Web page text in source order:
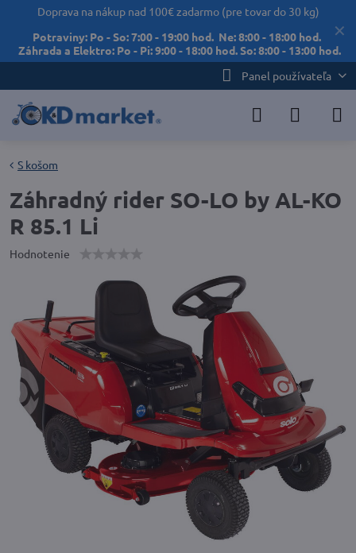
✕
Doprava na nákup nad 100€ zadarmo (pre tovar do 30 kg)
Potraviny: Po - So: 7:00 - 19:00 hod. Ne: 8:00 - 18:00 hod.
Záhrada a Elektro: Po - Pi: 9:00 - 18:00 hod. So: 8:00 - 13:00 hod.
Panel používateľa
S košom
Záhradný rider SO-LO by AL-KO
R 85.1 Li
Hodnotenie